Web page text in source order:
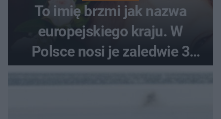
To imię brzmi jak nazwa
europejskiego kraju. W
Polsce nosi je zaledwie 3
kobiety